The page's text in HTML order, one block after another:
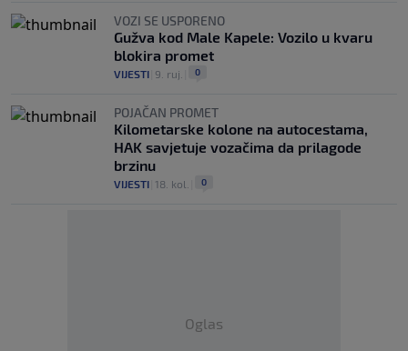
VOZI SE USPORENO
Gužva kod Male Kapele: Vozilo u kvaru
blokira promet
VIJESTI 9. ruj. 0
POJAČAN PROMET
Kilometarske kolone na autocestama,
HAK savjetuje vozačima da prilagode
brzinu
VIJESTI 18. kol. 0
Oglas